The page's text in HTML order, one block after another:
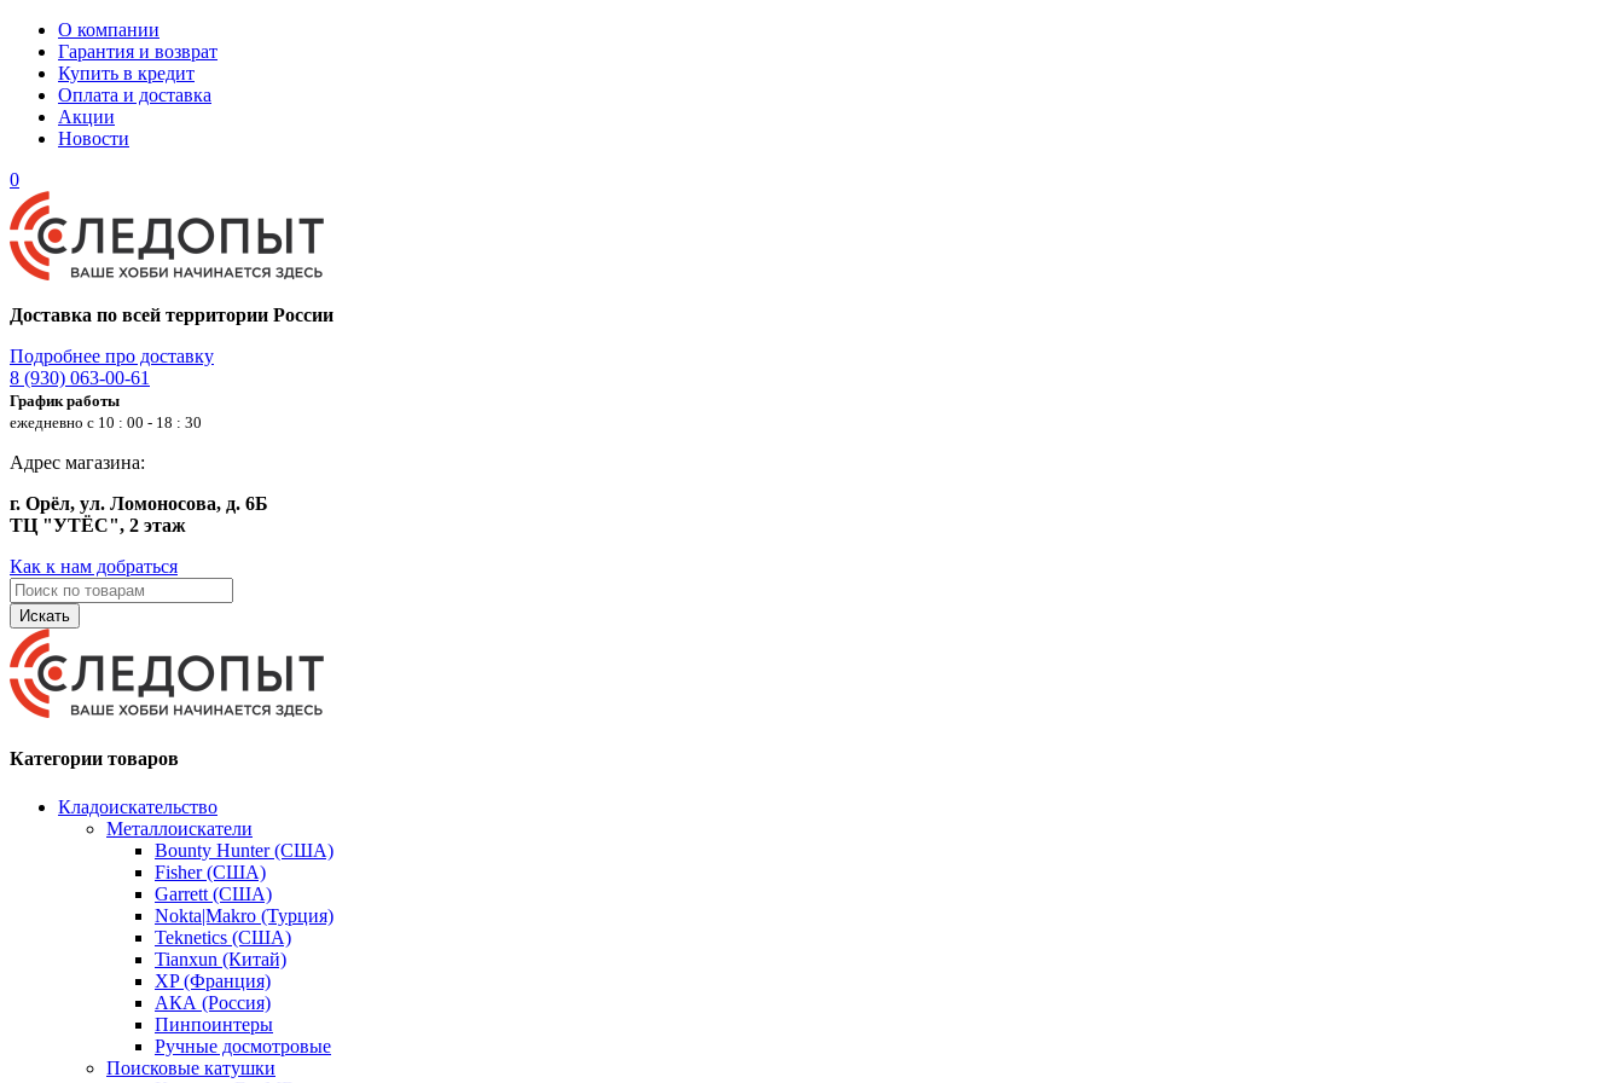
О компании
Гарантия и возврат
Купить в кредит
Оплата и доставка
Акции
Новости
0
Доставка по всей территории России
Подробнее про доставку
8 (930) 063-00-61
График работы
ежедневно с 10 : 00 - 18 : 30
Адрес магазина:
г. Орёл, ул. Ломоносова, д. 6Б
ТЦ "УТЁС", 2 этаж
Как к нам добраться
Искать
Категории товаров
Кладоискательство
Металлоискатели
Bounty Hunter (США)
Fisher (США)
Garrett (США)
Nokta|Makro (Турция)
Teknetics (США)
Tianxun (Китай)
XP (Франция)
АКА (Россия)
Пинпоинтеры
Ручные досмотровые
Поисковые катушки